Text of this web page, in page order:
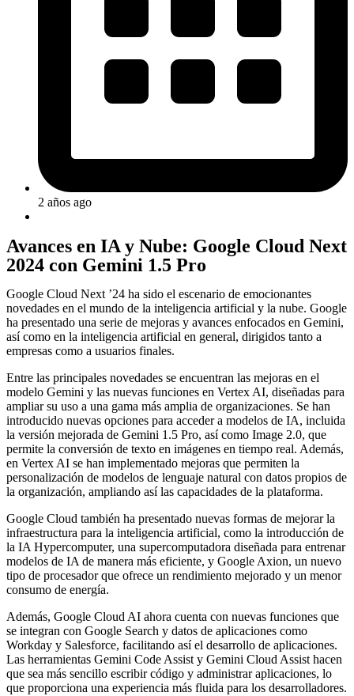
2 años ago
Avances en IA y Nube: Google Cloud Next
2024 con Gemini 1.5 Pro
Google Cloud Next ’24 ha sido el escenario de emocionantes
novedades en el mundo de la inteligencia artificial y la nube. Google
ha presentado una serie de mejoras y avances enfocados en Gemini,
así como en la inteligencia artificial en general, dirigidos tanto a
empresas como a usuarios finales.
Entre las principales novedades se encuentran las mejoras en el
modelo Gemini y las nuevas funciones en Vertex AI, diseñadas para
ampliar su uso a una gama más amplia de organizaciones. Se han
introducido nuevas opciones para acceder a modelos de IA, incluida
la versión mejorada de Gemini 1.5 Pro, así como Image 2.0, que
permite la conversión de texto en imágenes en tiempo real. Además,
en Vertex AI se han implementado mejoras que permiten la
personalización de modelos de lenguaje natural con datos propios de
la organización, ampliando así las capacidades de la plataforma.
Google Cloud también ha presentado nuevas formas de mejorar la
infraestructura para la inteligencia artificial, como la introducción de
la IA Hypercomputer, una supercomputadora diseñada para entrenar
modelos de IA de manera más eficiente, y Google Axion, un nuevo
tipo de procesador que ofrece un rendimiento mejorado y un menor
consumo de energía.
Además, Google Cloud AI ahora cuenta con nuevas funciones que
se integran con Google Search y datos de aplicaciones como
Workday y Salesforce, facilitando así el desarrollo de aplicaciones.
Las herramientas Gemini Code Assist y Gemini Cloud Assist hacen
que sea más sencillo escribir código y administrar aplicaciones, lo
que proporciona una experiencia más fluida para los desarrolladores.